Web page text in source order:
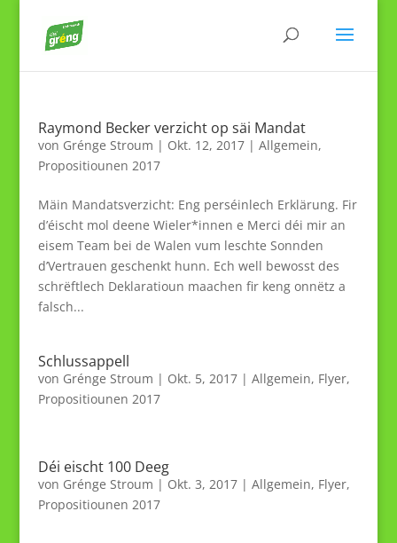
Raymond Becker verzicht op säi Mandat
von Grénge Stroum | Okt. 12, 2017| Allgemein,
Propositiounen 2017
Mäin Mandatsverzicht: Eng perséinlech Erklärung. Fir
d’éischt mol deene Wieler*innen e Merci déi mir an
eisem Team bei de Walen vum leschte Sonnden
d’Vertrauen geschenkt hunn. Ech well bewosst des
schrëftlech Deklaratioun maachen fir keng onnëtz a
falsch...
Schlussappell
von Grénge Stroum | Okt. 5, 2017| Allgemein, Flyer,
Propositiounen 2017
Déi eischt 100 Deeg
von Grénge Stroum | Okt. 3, 2017| Allgemein, Flyer,
Propositiounen 2017